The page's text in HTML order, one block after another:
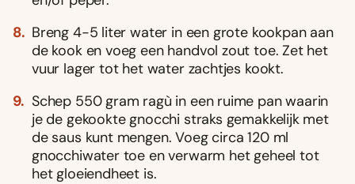
Breng 4-5 liter water in een grote kookpan aan
de kook en voeg een handvol zout toe. Zet het
vuur lager tot het water zachtjes kookt.
Schep 550 gram ragù in een ruime pan waarin
je de gekookte gnocchi straks gemakkelijk met
de saus kunt mengen. Voeg circa 120 ml
gnocchiwater toe en verwarm het geheel tot
het gloeiendheet is.